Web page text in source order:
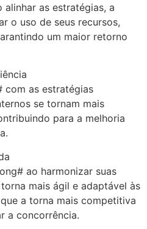
as estratégias, a
o uso de seus recursos,
um maior retorno
com as estratégias
se tornam mais
para a melhoria
ao harmonizar suas
mais ágil e adaptável às
a torna mais competitiva
a concorrência.